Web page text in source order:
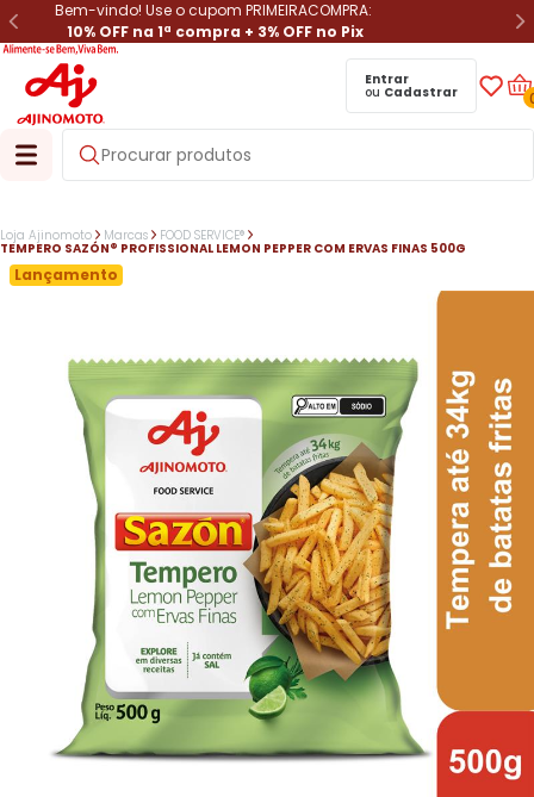
Bem-vindo! Use o cupom PRIMEIRACOMPRA:
10% OFF na 1ª compra + 3% OFF no Pix
Entrar
ou Cadastrar
Loja Ajinomoto Marcas FOOD SERVICE®
TEMPERO SAZÓN® PROFISSIONAL LEMON PEPPER COM ERVAS FINAS 500G
Lançamento